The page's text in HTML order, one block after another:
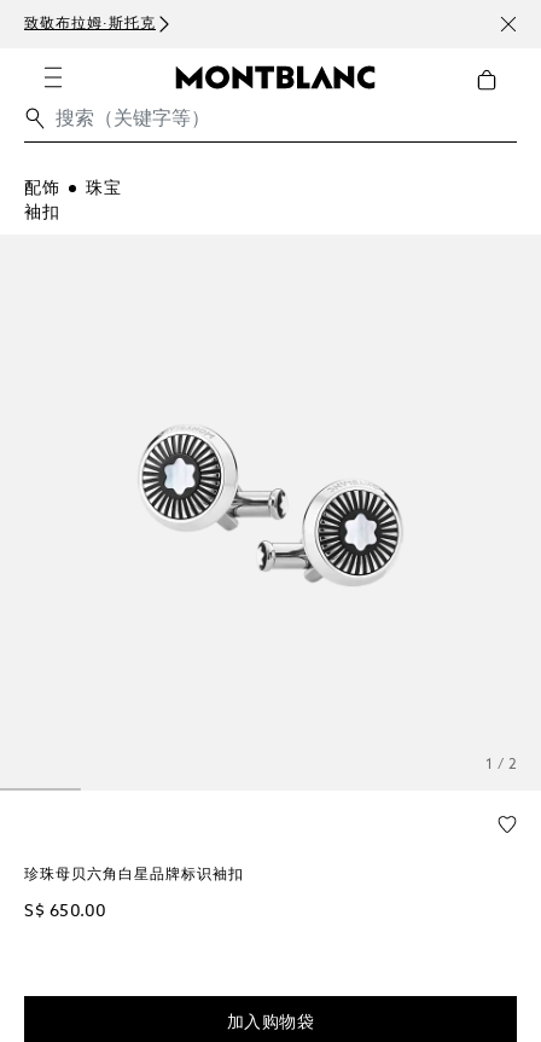
致敬布拉姆·斯托克 订阅
配饰
珠宝
袖扣
1 / 2
珍珠母贝六角白星品牌标识袖扣
S$ 650.00
加入购物袋